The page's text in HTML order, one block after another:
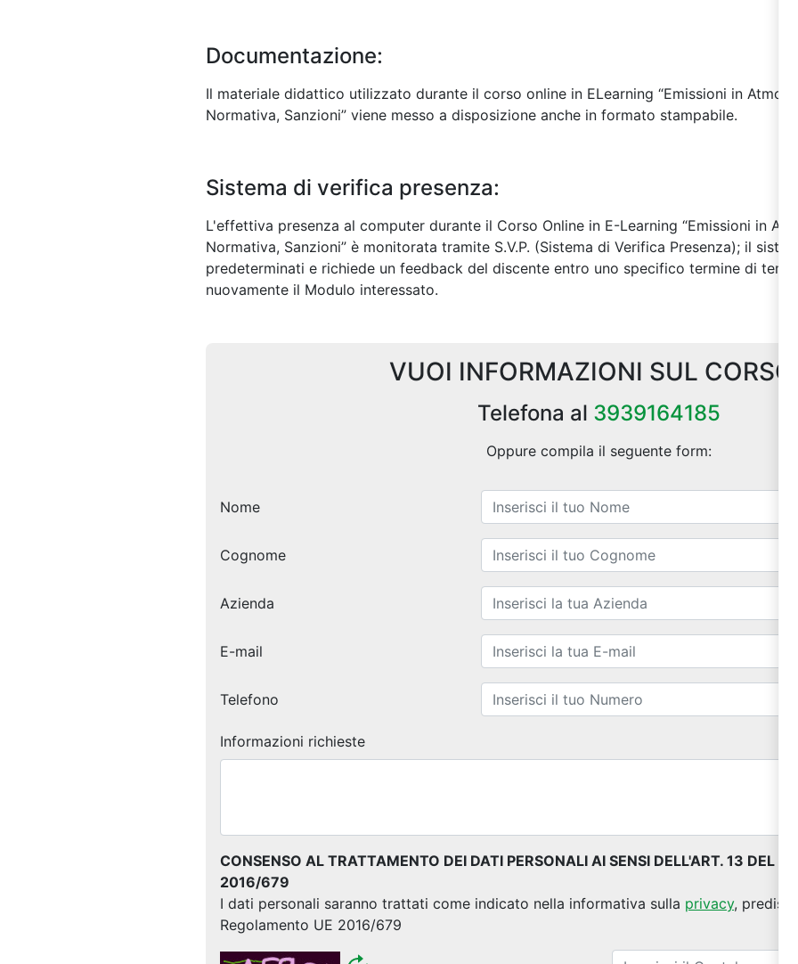
Documentazione:
Il materiale didattico utilizzato durante il corso online in ELearning “Emissioni in
Normativa, Sanzioni” viene messo a disposizione anche in formato stampabile.
Sistema di verifica presenza:
L'effettiva presenza al computer durante il Corso Online in E-Learning “Emissioni in
Normativa, Sanzioni” è monitorata tramite S.V.P. (Sistema di Verifica Presenza); il
predeterminati e richiede un feedback del discente entro uno specifico termine di
nuovamente il Modulo interessato.
VUOI INFORMAZIONI SUL CORSO?
Telefona al 3939164185
Oppure compila il seguente form:
Nome
Cognome
Azienda
E-mail
Telefono
Informazioni richieste
CONSENSO AL TRATTAMENTO DEI DATI PERSONALI AI SENSI DELL'ART. 13 DEL
2016/679
I dati personali saranno trattati come indicato nella informativa sulla privacy,
Regolamento UE 2016/679